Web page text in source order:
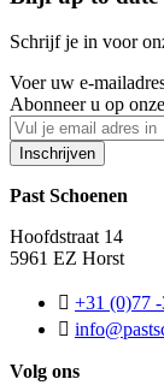
Schrijf je in voor
Voer uw e-
Abonneer u op
Inschrijven
Past Schoenen
Hoofdstraat 14
5961 EZ Horst
+31 (0)77
Volg ons